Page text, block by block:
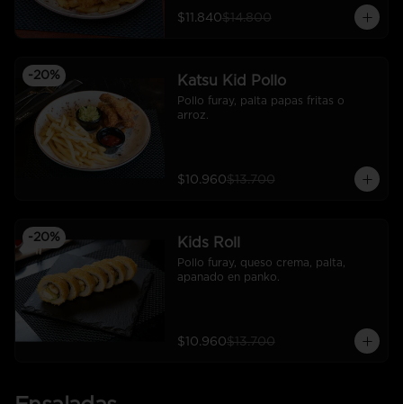
$11.840$14.800
-20% Katsu Kid Pollo
Pollo furay, palta papas fritas o
arroz.
$10.960$13.700
-20% Kids Roll
Pollo furay, queso crema, palta,
apanado en panko.
$10.960$13.700